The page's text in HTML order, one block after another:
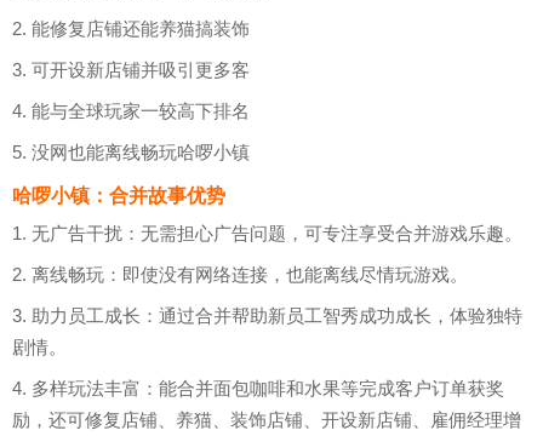
2. 能修复店铺还能养猫搞装饰
3. 可开设新店铺并吸引更多客
4. 能与全球玩家一较高下排名
5. 没网也能离线畅玩哈啰小镇
哈啰小镇：合并故事优势
1. 无广告干扰：无需担心广告问题，可专注享受合并游戏乐趣。
2. 离线畅玩：即使没有网络连接，也能离线尽情玩游戏。
3. 助力员工成长：通过合并帮助新员工智秀成功成长，体验独特
剧情。
4. 多样玩法丰富：能合并面包咖啡和水果等完成客户订单获奖
励，还可修复店铺、养猫、装饰店铺、开设新店铺、雇佣经理增